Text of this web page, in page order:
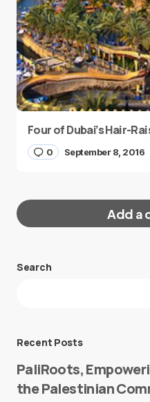
Four of Dubai’s Hair-
0 September 8, 2016
Add a
Your email address
Search
Recent Posts
PaliRoots,
the Palestinian